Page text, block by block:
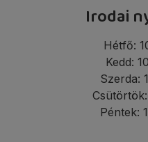
Irodai
Hétfő:
Kedd:
Szerda:
Péntek: